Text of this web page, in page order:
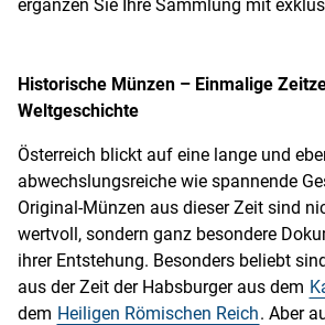
ergänzen Sie Ihre Sammlung mit
Historische Münzen – Einmalige
Weltgeschichte
Österreich blickt auf eine lange und
abwechslungsreiche wie spannende
Original-Münzen aus dieser Zeit sind
wertvoll, sondern ganz besondere
ihrer Entstehung. Besonders beliebt
aus der Zeit der Habsburger aus dem
dem Heiligen Römischen Reich. Aber